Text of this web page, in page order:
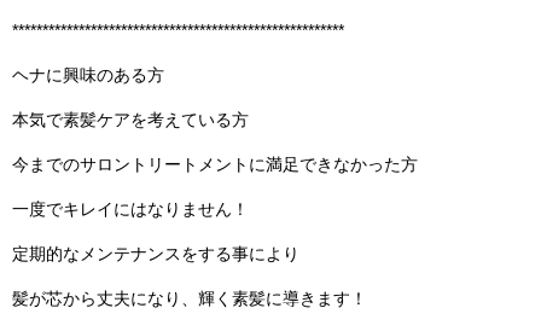
*******************************************************
ヘナに興味のある方
本気で素髪ケアを考えている方
今までのサロントリートメントに満足できなかった方
一度でキレイにはなりません！
定期的なメンテナンスをする事により
髪が芯から丈夫になり、輝く素髪に導きます！